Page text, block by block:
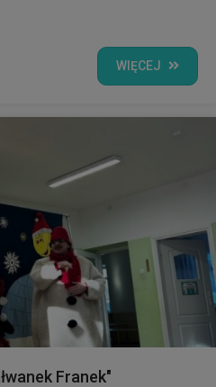
WIĘCEJ
Franek"